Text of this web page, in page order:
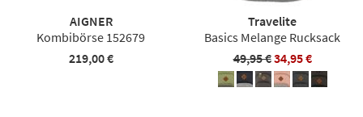
AIGNER
Kombibörse 152679
219,00 €
Travelite
Basics Melange Rucksack
49,95 €34,95 €